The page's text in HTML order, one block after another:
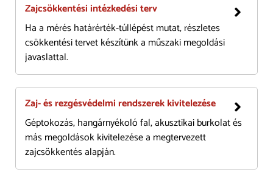
Zajcsökkentési intézkedési terv
Ha a mérés határérték-túllépést mutat, részletes
csökkentési tervet készítünk a műszaki megoldási
javaslattal.
Zaj- és rezgésvédelmi rendszerek kivitelezése
Géptokozás, hangárnyékoló fal, akusztikai burkolat és
más megoldások kivitelezése a megtervezett
zajcsökkentés alapján.